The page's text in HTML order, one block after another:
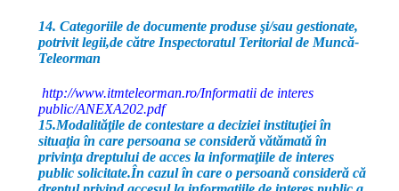
14. Categoriile de documente produse şi/sau gestionate,
potrivit legii,de către Inspectoratul Teritorial de Muncă-
Teleorman
http://www.itmteleorman.ro/Informatii de interes
public/ANEXA202.pdf
15.Modalităţile de contestare a deciziei instituţiei în
situaţia în care persoana se consideră vătămată în
privinţa dreptului de acces la informaţiile de interes
public solicitate.În cazul în care o persoană consideră că